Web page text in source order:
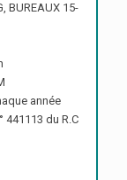
BUREAUX 15-
année
441113 du R.C